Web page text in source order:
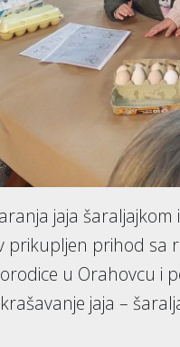
jaja
prikupljen prihod sa
u Orahovcu i
jaja –